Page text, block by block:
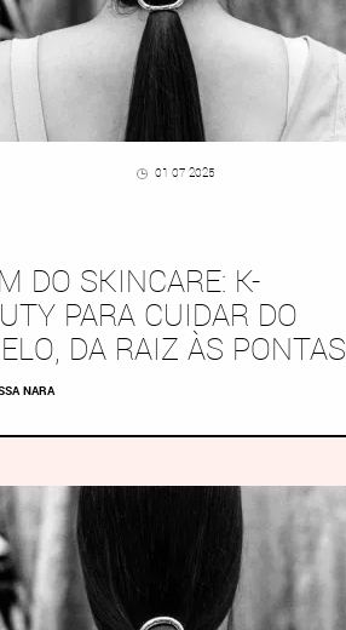
01 07 2025
DO SKINCARE: K-
PARA CUIDAR DO
DA RAIZ ÀS PONTAS
NARA